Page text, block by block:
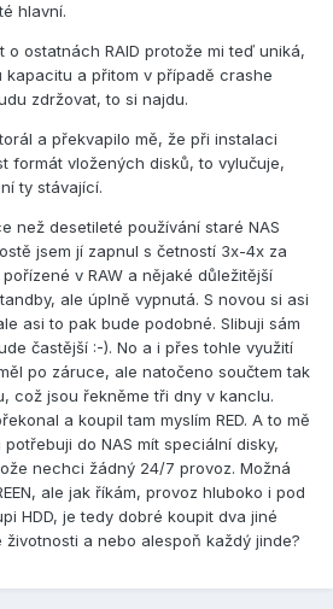
hlavní.
o ostatnách RAID protože mi teď uniká,
kapacitu a přitom v případě crashe
zdržovat, to si najdu.
a překvapilo mě, že při instalaci
formát vložených disků, to vylučuje,
ty stávající.
než desetileté používání staré NAS
jsem jí zapnul s četností 3x-4x za
v RAW a nějaké důležitější
ale úplně vypnutá. S novou si asi
asi to pak bude podobné. Slibuji sám
častější :-). No a i přes tohle využití
po záruce, ale natočeno součtem tak
což jsou řekněme tři dny v kanclu.
a koupil tam myslím RED. A to mě
do NAS mít speciální disky,
nechci žádný 24/7 provoz. Možná
ale jak říkám, provoz hluboko i pod
HDD, je tedy dobré koupit dva jiné
a nebo alespoň každý jinde?